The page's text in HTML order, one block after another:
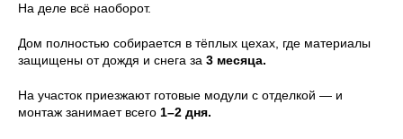
На деле всё наоборот.
Дом полностью собирается в тёплых цехах, где материалы
защищены от дождя и снега за 3 месяца.
На участок приезжают готовые модули с отделкой — и
монтаж занимает всего 1–2 дня.